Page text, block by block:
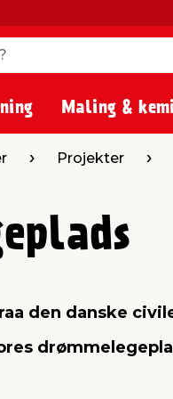
Maling &
Projekter
den danske